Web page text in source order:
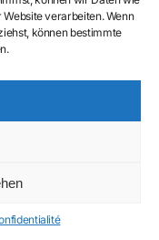
verarbeiten. Wenn
können bestimmte
données des
de
suivante :
polices Web,
sont